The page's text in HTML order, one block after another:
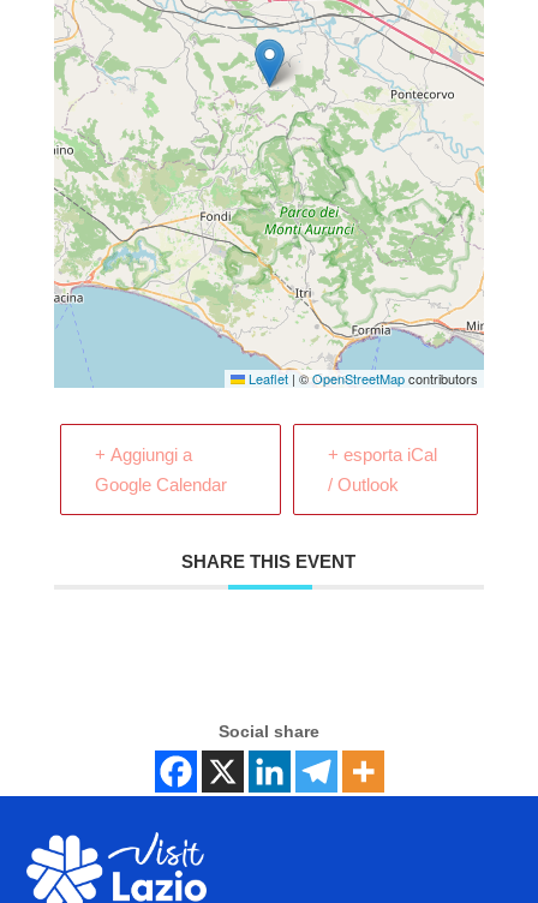
Leaflet | ©OpenStreetMapcontributors
+ Aggiungi a
Google Calendar
+ esporta iCal
/ Outlook
SHARE THIS EVENT
Social share